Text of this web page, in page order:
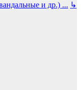
и др.) ... ↳